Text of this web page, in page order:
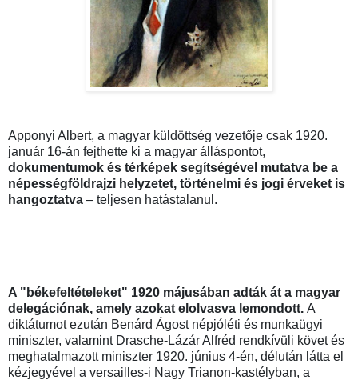
Apponyi Albert, a magyar küldöttség vezetője csak 1920.
január 16-án fejthette ki a magyar álláspontot,
dokumentumok és térképek segítségével mutatva be a
népességföldrajzi helyzetet, történelmi és jogi érveket is
hangoztatva – teljesen hatástalanul.
A "békefeltételeket" 1920 májusában adták át a magyar
delegációnak, amely azokat elolvasva lemondott. A
diktátumot ezután Benárd Ágost népjóléti és munkaügyi
miniszter, valamint Drasche-Lázár Alfréd rendkívüli követ és
meghatalmazott miniszter 1920. június 4-én, délután látta el
kézjegyével a versailles-i Nagy Trianon-kastélyban, a